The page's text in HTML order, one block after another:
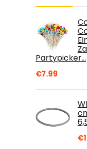
Partypicker…
€7.99
€